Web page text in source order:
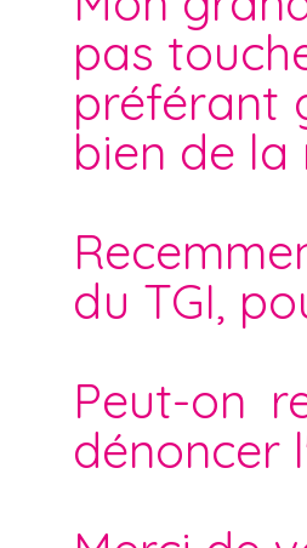
pas
préférant
bien de la
du TGI,
Peut-on
dénoncer